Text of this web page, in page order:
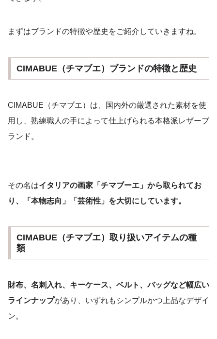
まずはブランドの特徴や歴史をご紹介していきますね。
CIMABUE（チマブエ）ブランドの特徴と歴史
CIMABUE（チマブエ）は、国内外の厳選された素材を使
用し、熟練職人の手によって仕上げられる本格派レザーブ
ランド。
その名はイタリアの画家「チマブーエ」から取られてお
り、「本物志向」「芸術性」を大切にしています。
CIMABUE（チマブエ）取り扱いアイテムの種
類
財布、名刺入れ、キーケース、ベルト、バッグなど幅広い
ラインナップがあり、いずれもシンプルかつ上品なデザイ
ン。